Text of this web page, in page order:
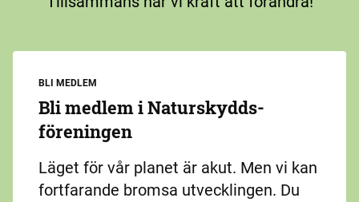
BLI MEDLEM
Bli medlem i Naturskydds­
föreningen
Läget för vår planet är akut. Men vi kan
fortfarande bromsa utvecklingen. Du